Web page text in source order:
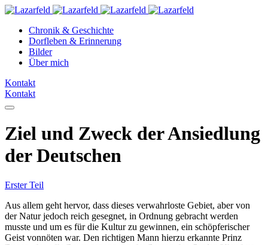
Chronik & Geschichte
Dorfleben & Erinnerung
Bilder
Über mich
Kontakt
Kontakt
Ziel und Zweck der Ansiedlung
der Deutschen
Erster Teil
Aus allem geht hervor, dass dieses verwahrloste Gebiet, aber von
der Natur jedoch reich gesegnet, in Ordnung gebracht werden
musste und um es für die Kultur zu gewinnen, ein schöpferischer
Geist vonnöten war. Den richtigen Mann hierzu erkannte Prinz